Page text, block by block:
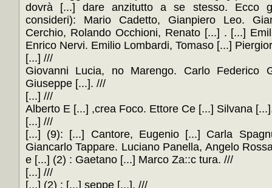
dovrà [...] dare anzitutto a se stesso. Ecco
consideri): Mario Cadetto, Gianpiero Leo.
Cerchio, Rolando Occhioni, Renato [...] . [...]
Enrico Nervi. Emilio Lombardi, Tomaso [...]
[...] ///
Giovanni Lucia, no Marengo. Carlo Federico
Giuseppe [...]. ///
[...] ///
Alberto E [...] ,crea Foco. Ettore Ce [...] Silvana
[...] ///
[...] (9): [...] Cantore, Eugenio [...] Carla
Giancarlo Tappare. Luciano Panella, Angelo
e [...] (2) : Gaetano [...] Marco Za::c tura. ///
[...] ///
[...] (2) : [...] seppe [...]. ///